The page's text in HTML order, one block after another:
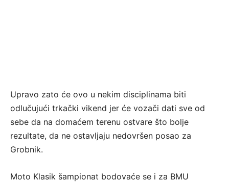
Upravo zato će ovo u nekim disciplinama biti
odlučujući trkački vikend jer će vozači dati sve od
sebe da na domaćem terenu ostvare što bolje
rezultate, da ne ostavljaju nedovršen posao za
Grobnik.
Moto Klasik šampionat bodovaće se i za BMU